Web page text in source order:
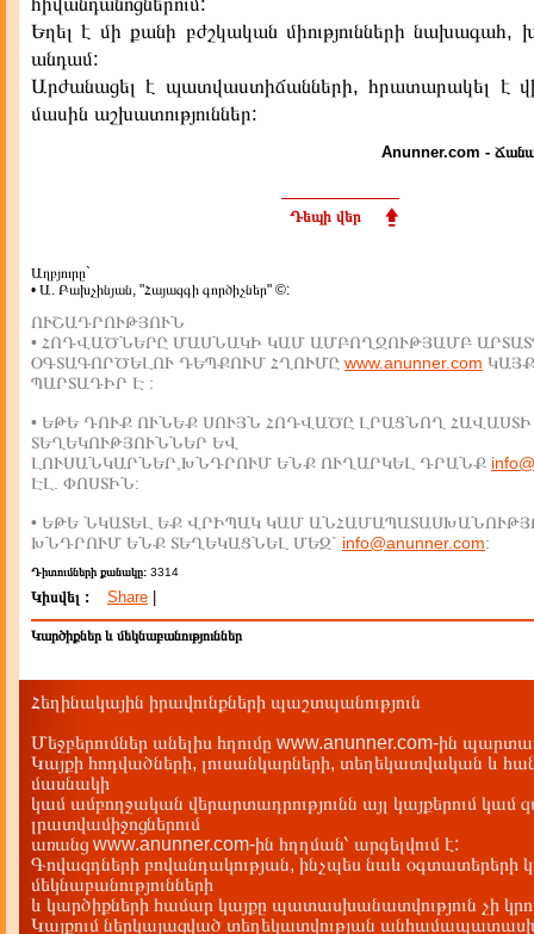
Եղել է մի քանի բժշկական միությունների նախագահ,
անդամ:
Արժանացել է պատվաստիճանների, հրատարակել է
մասին աշխատություններ:
Anunner.com -
Դեպի վեր
Աղբյուրը`
• Ա. Բախչինյան, "Հայազգի գործիչներ" ©:
ՈՒՇԱԴՐՈՒԹՅՈՒՆ
• ՀՈԴՎԱԾՆԵՐԸ ՄԱՍՆԱԿԻ ԿԱՄ ԱՄԲՈՂՋՈՒԹՅԱՄԲ
ՕԳՏԱԳՈՐԾԵԼՈՒ ԴԵՊՔՈՒՄ ՀՂՈՒՄԸ www.anunner.com
ՊԱՐՏԱԴԻՐ Է :
• ԵԹԵ ԴՈՒՔ ՈՒՆԵՔ ՍՈՒՅՆ ՀՈԴՎԱԾԸ ԼՐԱՑՆՈՂ ՀԱՎԱՍՏԻ
ՏԵՂԵԿՈՒԹՅՈՒՆՆԵՐ ԵՎ
ԼՈՒՍԱՆԿԱՐՆԵՐ,ԽՆԴՐՈՒՄ ԵՆՔ ՈՒՂԱՐԿԵԼ ԴՐԱՆՔ
ԷԼ. ՓՈՍՏԻՆ:
• ԵԹԵ ՆԿԱՏԵԼ ԵՔ ՎՐԻՊԱԿ ԿԱՄ
ԽՆԴՐՈՒՄ ԵՆՔ ՏԵՂԵԿԱՑՆԵԼ ՄԵԶ` info@anunner.com:
Դիտումների քանակը: 3314
Կիսվել : Share
Կարծիքներ և մեկնաբանություններ
Հեղինակային իրավունքների պաշտպանություն
Մեջբերումներ անելիս հղումը www.anunner.com-ին
Կայքի հոդվածների, լուսանկարների, տեղեկատվական և
մասնակի
կամ ամբողջական վերարտադրությունն այլ կայքերում կամ
լրատվամիջոցներում
առանց www.anunner.com-ին հղղման՝ արգելվում է:
Գովազդների բովանդակության, ինչպես նաև օգտատերերի
մեկնաբանությունների
և կարծիքների համար կայքը պատասխանատվություն չի
Կայքում ներկայացված տեղեկատվության